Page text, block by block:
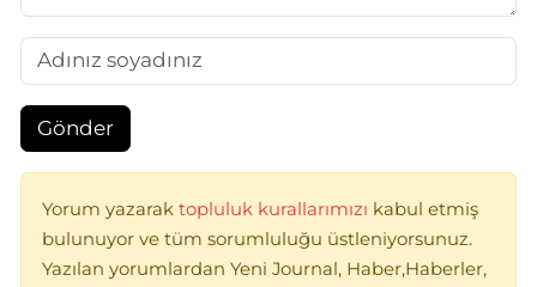
Gönder
Yorum yazarak topluluk kurallarımızı kabul etmiş
bulunuyor ve tüm sorumluluğu üstleniyorsunuz.
Yazılan yorumlardan Yeni Journal, Haber,Haberler,